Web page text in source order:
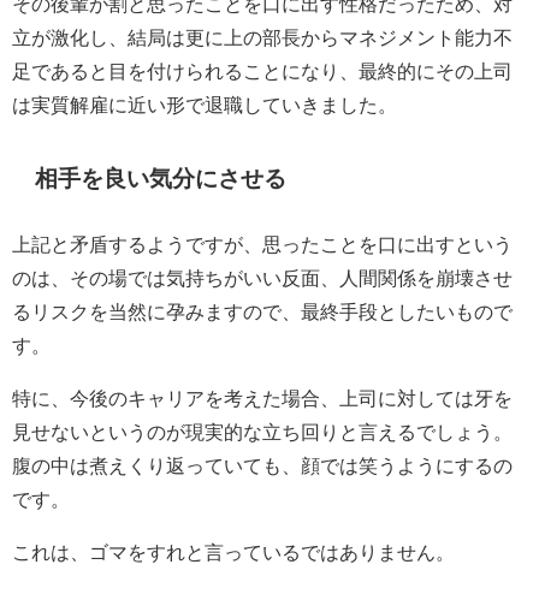
立が激化し、結局は更に上の部長からマネジメント能力不
足であると目を付けられることになり、最終的にその上司
は実質解雇に近い形で退職していきました。
相手を良い気分にさせる
上記と矛盾するようですが、思ったことを口に出すという
のは、その場では気持ちがいい反面、人間関係を崩壊させ
るリスクを当然に孕みますので、最終手段としたいもので
す。
特に、今後のキャリアを考えた場合、上司に対しては牙を
見せないというのが現実的な立ち回りと言えるでしょう。
腹の中は煮えくり返っていても、顔では笑うようにするの
です。
これは、ゴマをすれと言っているではありません。